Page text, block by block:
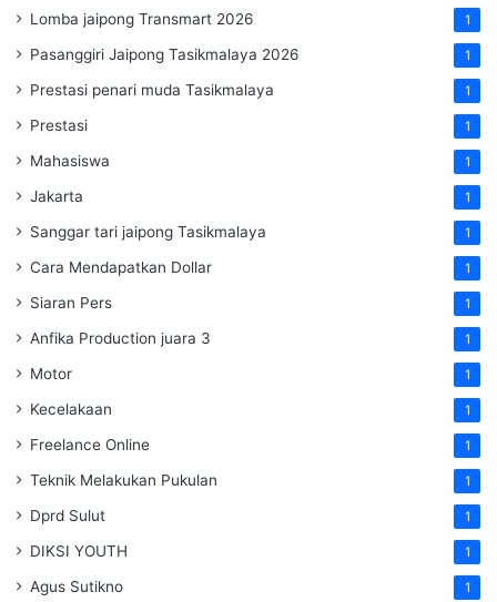
Lomba jaipong Transmart 2026 1
Pasanggiri Jaipong Tasikmalaya 2026 1
Prestasi penari muda Tasikmalaya 1
Prestasi 1
Mahasiswa 1
Jakarta 1
Sanggar tari jaipong Tasikmalaya 1
Cara Mendapatkan Dollar 1
Siaran Pers 1
Anfika Production juara 3 1
Motor 1
Kecelakaan 1
Freelance Online 1
Teknik Melakukan Pukulan 1
Dprd Sulut 1
DIKSI YOUTH 1
Agus Sutikno 1